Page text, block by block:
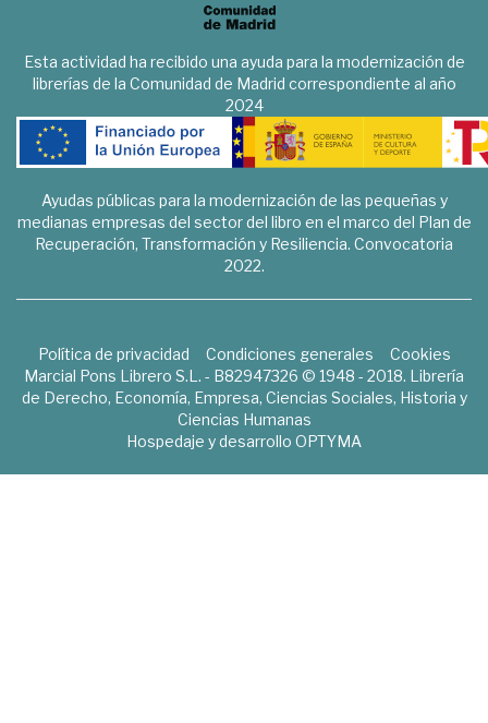
Esta actividad ha recibido una ayuda para la modernización de
librerías de la Comunidad de Madrid correspondiente al año
2024
Ayudas públicas para la modernización de las pequeñas y
medianas empresas del sector del libro en el marco del Plan de
Recuperación, Transformación y Resiliencia. Convocatoria
2022.
Política de privacidad Condiciones generales
Cookies
Marcial Pons Librero S.L. - B82947326 © 1948 - 2018. Librería
de Derecho, Economía, Empresa, Ciencias Sociales, Historia y
Ciencias Humanas
Hospedaje y desarrollo OPTYMA